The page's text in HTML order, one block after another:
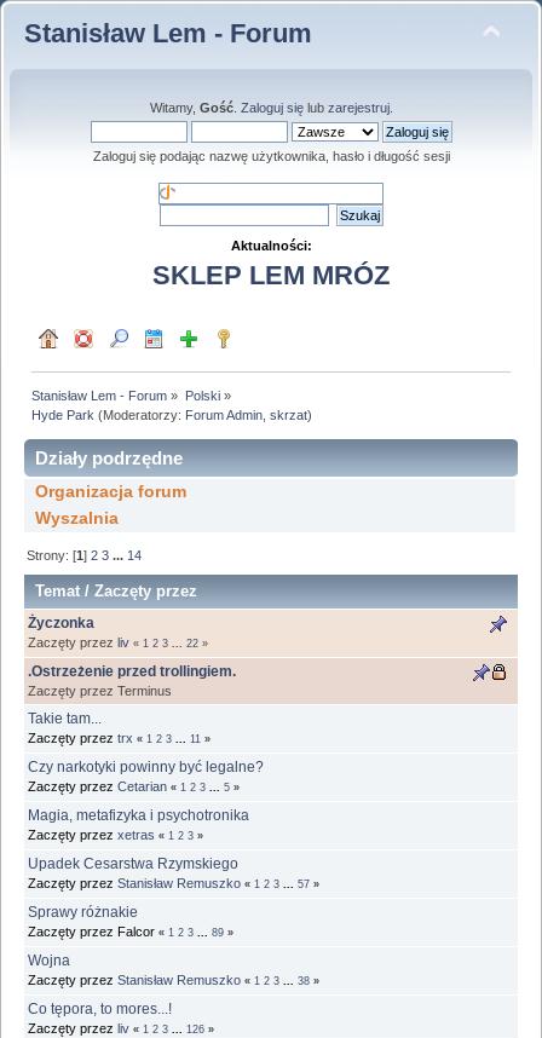
Stanisław Lem - Forum
Witamy, Gość. Zaloguj sięlub zarejestruj.
Zaloguj się podając nazwę użytkownika, hasło i długość sesji
Aktualności:
SKLEP LEM MRÓZ
Stanisław Lem - Forum » Polski»
Hyde Park (Moderatorzy: Forum Admin ,skrzat)
Działy podrzędne
Organizacja forum
Wyszalnia
Strony: [1]2 3 ... 14
Temat/Zaczęty przez
Życzonka
Zaczęty przez liv « 1 2 3 ... 22 »
.Ostrzeżenie przed trollingiem.
Zaczęty przez Terminus
Takie tam...
Zaczęty przez trx « 1 2 3 ... 11 »
Czy narkotyki powinny być legalne?
Zaczęty przez Cetarian « 1 2 3 ... 5 »
Magia, metafizyka i psychotronika
Zaczęty przez xetras « 1 2 3 »
Upadek Cesarstwa Rzymskiego
Zaczęty przez Stanisław Remuszko « 1 2 3 ... 57 »
Sprawy różnakie
Zaczęty przez Falcor « 1 2 3 ... 89 »
Wojna
Zaczęty przez Stanisław Remuszko « 1 2 3 ... 38 »
Co tępora, to mores...!
Zaczęty przez liv « 1 2 3 ... 126 »